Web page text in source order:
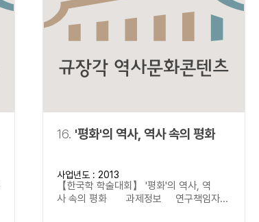
16. '평화'의 역사, 역사 속의 평화
사업년도 : 2013
【한국학 학술대회】 '평화'의 역사, 역
사 속의 평화 과제정보 연구책임자...